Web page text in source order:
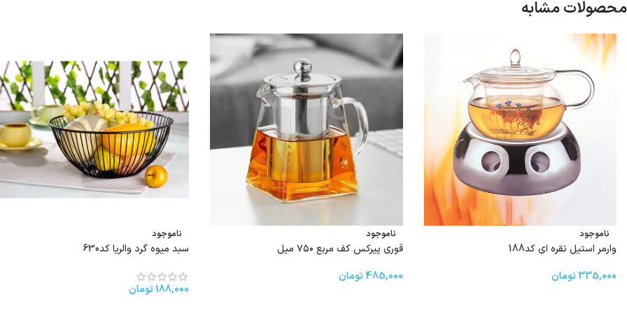
محصولات مشابه
ناموجود
وارمر استیل نقره ای کد188
335,000تومان
ناموجود
قوری پیرکس کف مربع ۷۵۰ میل
485,000 تومان
ناموجود
سبد میوه گرد والریا کد630
188,000تومان